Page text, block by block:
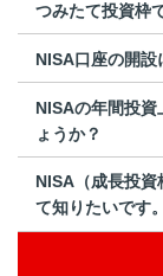
つみたて投資枠
NISA口座の開設
NISAの年間投資
ょうか？
NISA（成長投
て知りたいです